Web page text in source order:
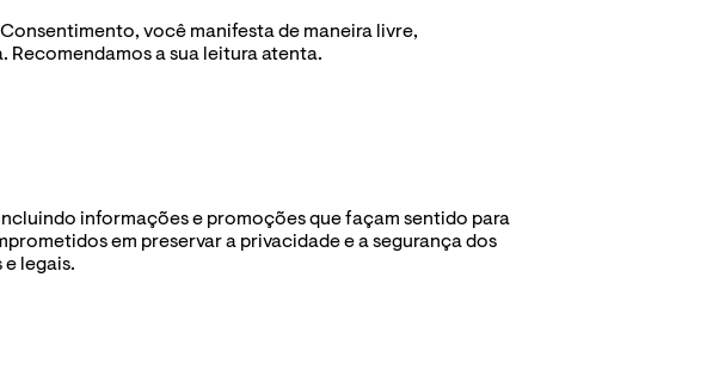
você manifesta de maneira livre,
a sua leitura atenta.
informações e promoções que façam sentido para
em preservar a privacidade e a segurança dos
legais.